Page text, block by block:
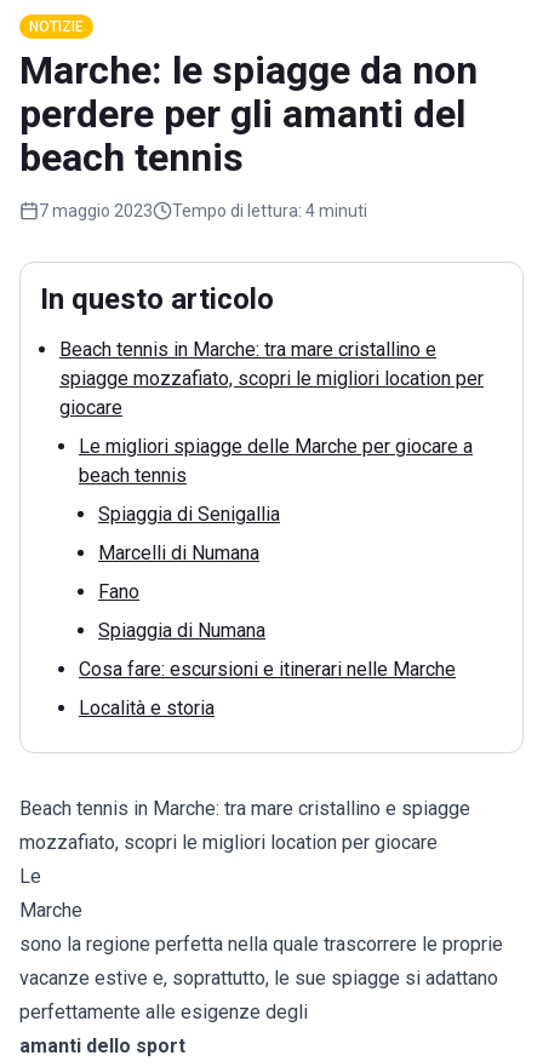
NOTIZIE
Marche: le spiagge da non
perdere per gli amanti del
beach tennis
7 maggio 2023 Tempo di lettura: 4 minuti
In questo articolo
Beach tennis in Marche: tra mare cristallino e
spiagge mozzafiato, scopri le migliori location per
giocare
Le migliori spiagge delle Marche per giocare a
beach tennis
Spiaggia di Senigallia
Marcelli di Numana
Fano
Spiaggia di Numana
Cosa fare: escursioni e itinerari nelle Marche
Località e storia
Beach tennis in Marche: tra mare cristallino e spiagge
mozzafiato, scopri le migliori location per giocare
Le
Marche
sono la regione perfetta nella quale trascorrere le proprie
vacanze estive e, soprattutto, le sue spiagge si adattano
perfettamente alle esigenze degli
amanti dello sport